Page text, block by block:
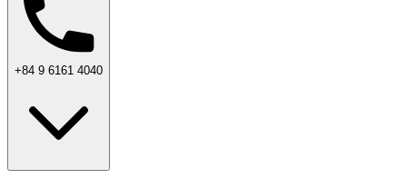
+84 9 6161 4040